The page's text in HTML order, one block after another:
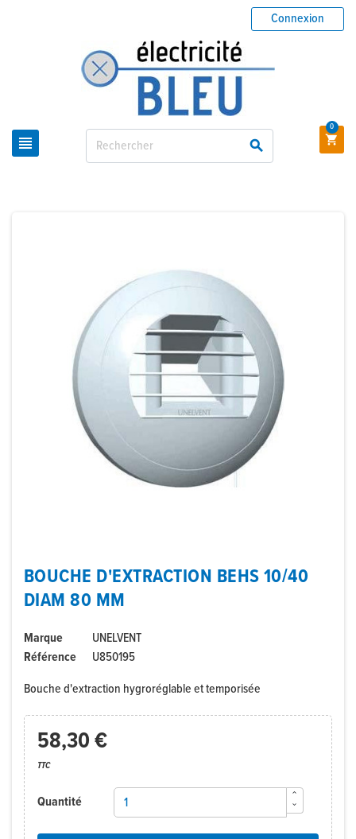
 
Connexion

0
BOUCHE D'EXTRACTION BEHS 10/40
DIAM 80 MM
Marque
UNELVENT
Référence
U850195
Bouche d'extraction hygroréglable et temporisée
58,30 €
TTC
Quantité